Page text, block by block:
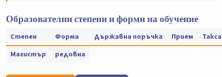
Образователни степени и форми на обучение
Степен Форма Държавна поръчка Прием
Магистър
редовна